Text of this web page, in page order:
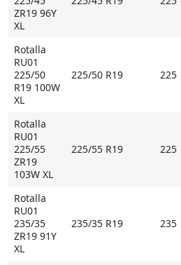
ZR19 96Y
XL
Rotalla
RU01
225/50
R19 100W
XL
225/50 R19 225
Rotalla
RU01
225/55
ZR19
103W XL
225/55 R19 225
Rotalla
RU01
235/35
ZR19 91Y
XL
235/35 R19 235